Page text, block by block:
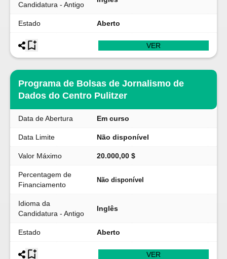
Candidatura - Antigo
Estado Aberto
VER
Programa de Bolsas de Jornalismo de
Dados do Centro Pulitzer
Data de Abertura Em curso
Data Limite Não disponível
Valor Máximo 20.000,00 $
Percentagem de
Financiamento
Não disponível
Idioma da
Candidatura - Antigo
Inglês
Estado Aberto
VER